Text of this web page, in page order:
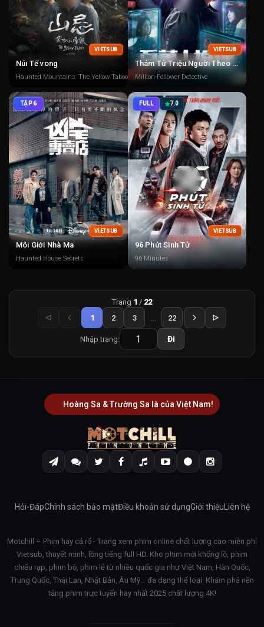
VIETSUB
Núi Tế vong
Haunted Mountains: The Yellow Taboo
VIETSUB
Thám Tử Triệu Người Theo Dõi
Million-Follower Detective
TẬP 6
VIETSUB
Môi Giới Nhà Ma
Haunted House Secrets
FULL 7.0
VIETSUB
96 Phút Sinh Tử
96 Minutes
Trang 1 / 22
1
2 3 22
Nhập trang: Đi
Hoàng Sa & Trường Sa là của Việt Nam!
Hỏi-ĐápChính sách bảo mậtĐiều khoản sử dụngGiới thiệuLiên hệ
Motchill – Phim hay cả rổ - Trang xem phim online chất lượng cao miễn phí
Vietsub, thuyết minh, lồng tiếng full HD. Kho phim mới khổng lồ, phim
chiếu rạp, phim bộ, phim lẻ từ nhiều quốc gia như Việt Nam, Hàn Quốc,
Trung Quốc, Thái Lan, Nhật Bản, Âu Mỹ… đa dạng thể loại. Khám phá nền
tảng phim trực tuyến hay nhất 2025 chất lượng 4K!